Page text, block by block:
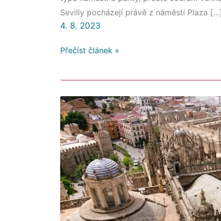
Sevilly pocházejí právě z náměstí Plaza
4. 8. 2023
Přečíst článek »
Sevilla
–
kam
jít
a
s čím
počítat
–
část